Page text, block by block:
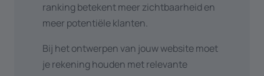
ranking betekent meer zichtbaarheid en
meer potentiële klanten.
Bij het ontwerpen van jouw website moet
je rekening houden met relevante